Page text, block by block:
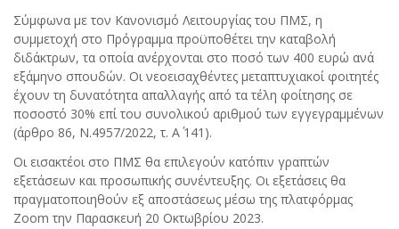
Σύμφωνα με τον Κανονισμό Λειτουργίας του ΠΜΣ, η
συμμετοχή στο Πρόγραμμα προϋποθέτει την καταβολή
διδάκτρων, τα οποία ανέρχονται στο ποσό των 400 ευρώ ανά
εξάμηνο σπουδών. Οι νεοεισαχθέντες μεταπτυχιακοί φοιτητές
έχουν τη δυνατότητα απαλλαγής από τα τέλη φοίτησης σε
ποσοστό 30% επί του συνολικού αριθμού των εγγεγραμμένων
(άρθρο 86, Ν.4957/2022, τ. Α΄ 141).
Οι εισακτέοι στο ΠΜΣ θα επιλεγούν κατόπιν γραπτών
εξετάσεων και προσωπικής συνέντευξης. Οι εξετάσεις θα
πραγματοποιηθούν εξ αποστάσεως μέσω της πλατφόρμας
Zoom την Παρασκευή 20 Οκτωβρίου 2023.